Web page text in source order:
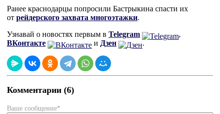
Ранее краснодарцы попросили Бастрыкина спасти их
от рейдерского захвата многоэтажки.
Узнавай о новостях первым в Telegram
,
ВКонтакте
и Дзен .
Комментарии (6)
Ваше сообщение*